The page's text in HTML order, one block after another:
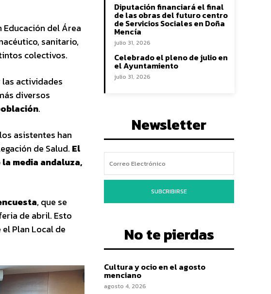
del Área
sanitario,
colectivos.
las actividades
diversos
.
asistentes han
de Salud. El
media andaluza,
, que se
de abril. Esto
Plan Local de
Diputación financiará el final
de las obras del futuro centro
de Servicios Sociales en Doña
Mencía
julio 31, 2026
Celebrado el pleno de julio en
el Ayuntamiento
julio 31, 2026
Newsletter
SUBCRIBIRSE
No te pierdas
Cultura y ocio en el agosto
menciano
agosto 4, 2026